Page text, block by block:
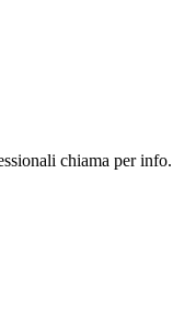
chiama per info.